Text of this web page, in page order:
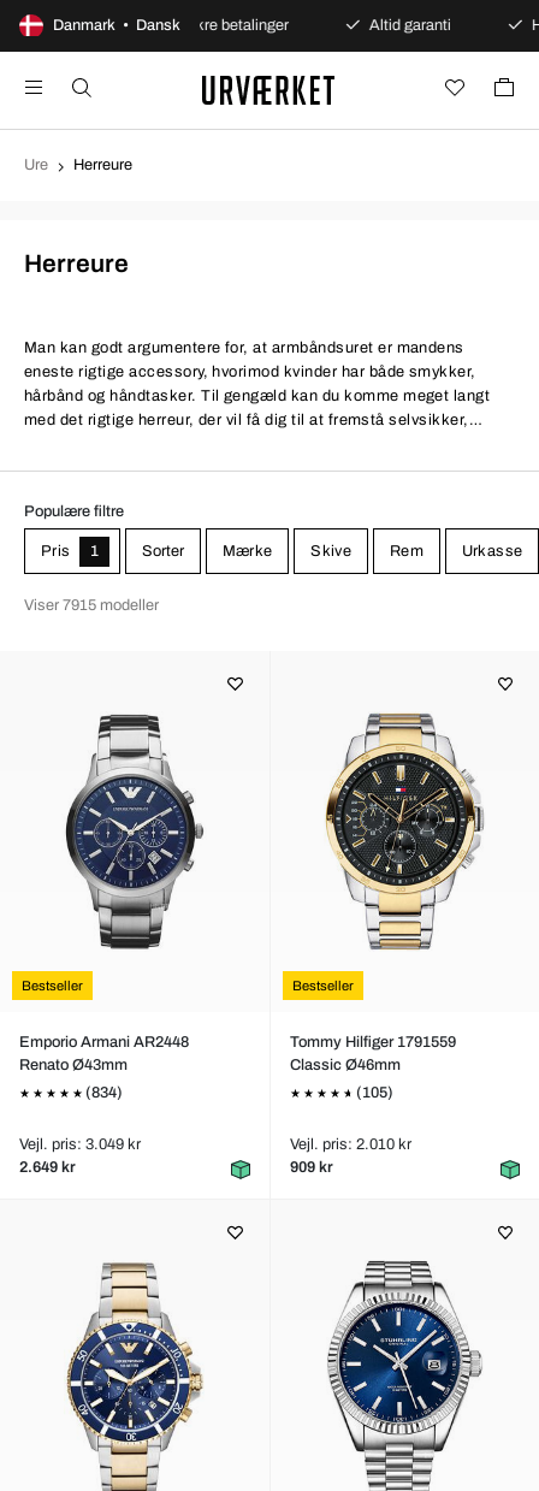
Danmark • Dansk
køb Sikre betalinger Altid garanti Hurtig
Ure Herreure
Herreure
Man kan godt argumentere for, at armbåndsuret er mandens
eneste rigtige accessory, hvorimod kvinder har både smykker,
hårbånd og håndtasker. Til gengæld kan du komme meget langt
med det rigtige herreur, der vil få dig til at fremstå selvsikker,
om håndleddet. Her på siden kan du klikke dig rundt mellem et
din garderobe.
Populære filtre
Sorter Mærke Skive Rem Urkasse
Pris 1
Viser 7915 modeller
Bestseller
Emporio Armani AR2448
Renato Ø43mm
(834)
Vejl. pris: 3.049 kr
2.649 kr
Bestseller
Tommy Hilfiger 1791559
Classic Ø46mm
(105)
Vejl. pris: 2.010 kr
909 kr